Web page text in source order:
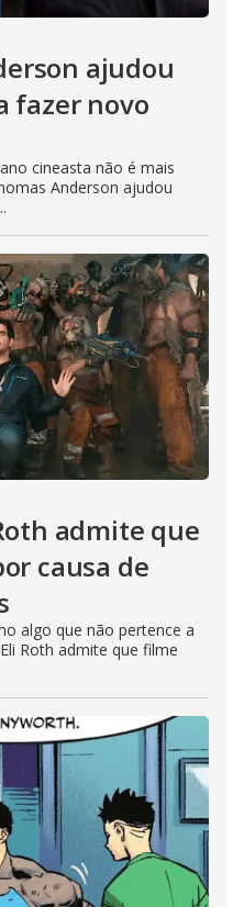
ajudou
fazer novo
cineasta não é mais
Anderson ajudou
admite que
causa de
algo que não pertence a
Roth admite que filme